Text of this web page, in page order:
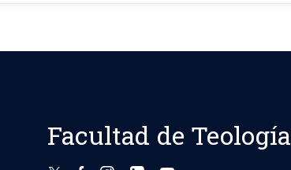
Facultad de Teología